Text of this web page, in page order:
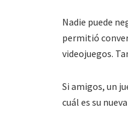
Nadie puede
permitió
videojuegos.
Si amigos, un
cuál es su